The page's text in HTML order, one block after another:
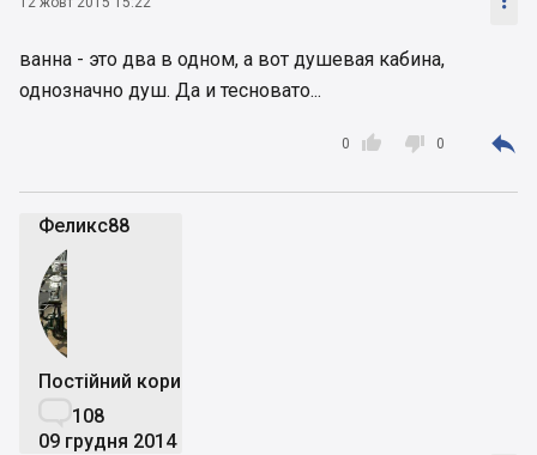
ванна - это два в одном, а вот душевая кабина,
однозначно душ. Да и тесновато...

0  0 
Феликс88
Постійний користувач
108
09 грудня 2014